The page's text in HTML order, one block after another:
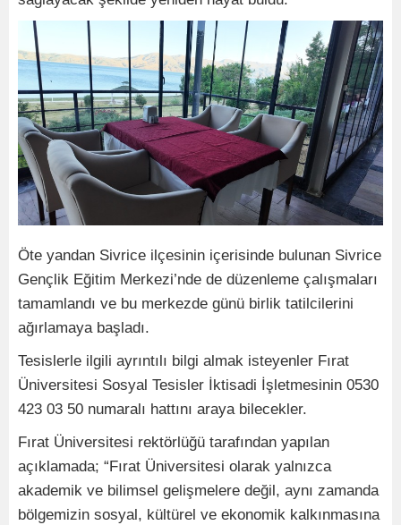
Öte yandan Sivrice ilçesinin içerisinde bulunan Sivrice
Gençlik Eğitim Merkezi’nde de düzenleme çalışmaları
tamamlandı ve bu merkezde günü birlik tatilcilerini
ağırlamaya başladı.
Tesislerle ilgili ayrıntılı bilgi almak isteyenler Fırat
Üniversitesi Sosyal Tesisler İktisadi İşletmesinin 0530
423 03 50 numaralı hattını araya bilecekler.
Fırat Üniversitesi rektörlüğü tarafından yapılan
açıklamada; “Fırat Üniversitesi olarak yalnızca
akademik ve bilimsel gelişmelere değil, aynı zamanda
bölgemizin sosyal, kültürel ve ekonomik kalkınmasına